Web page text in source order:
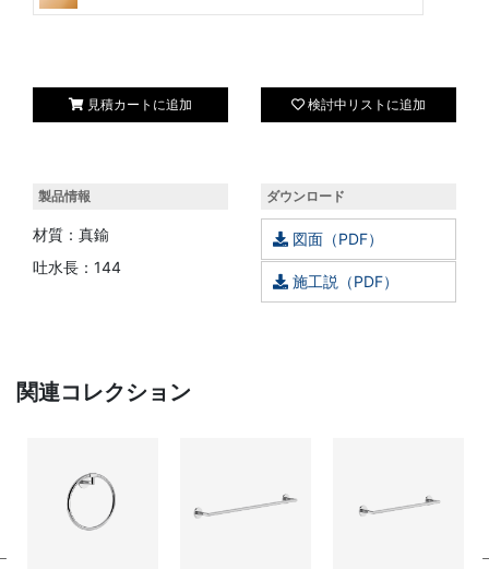
見積カートに追加 検討中リストに追加
製品情報
材質：真鍮
吐水長：144
ダウンロード
図面（PDF）
施工説（PDF）
関連コレクション